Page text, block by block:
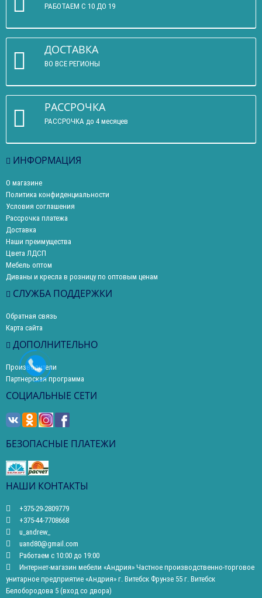
РАБОТАЕМ С 10 ДО 19
ДОСТАВКА
ВО ВСЕ РЕГИОНЫ
РАССРОЧКА
РАССРОЧКА до 4 месяцев
ИНФОРМАЦИЯ
О магазине
Политика конфиденциальности
Условия соглашения
Рассрочка платежа
Доставка
Наши преимущества
Цвета ЛДСП
Мебель оптом
Диваны и кресла в розницу по оптовым ценам
СЛУЖБА ПОДДЕРЖКИ
Обратная связь
Карта сайта
ДОПОЛНИТЕЛЬНО
Производители
Партнерская программа
СОЦИАЛЬНЫЕ СЕТИ
БЕЗОПАСНЫЕ ПЛАТЕЖИ
НАШИ КОНТАКТЫ
+375-29-2809779
+375-44-7708668
u_andrew_
uand80@gmail.com
Работаем с 10:00 до 19:00
Интернет-магазин мебели «Андрия» Частное производственно-торговое
унитарное предприятие «Андрия» г. Витебск Фрунзе 55 г. Витебск
Белобородова 5 (вход со двора)